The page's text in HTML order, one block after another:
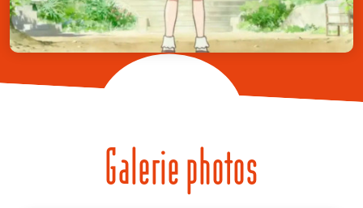
Galerie photos